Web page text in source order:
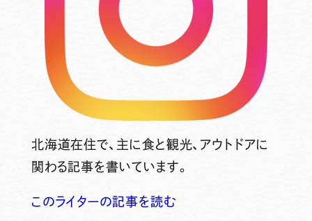
北海道在住で、主に食と観光、アウトドアに
関わる記事を書いています。
このライターの記事を読む